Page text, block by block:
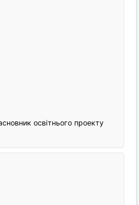
освітнього проекту